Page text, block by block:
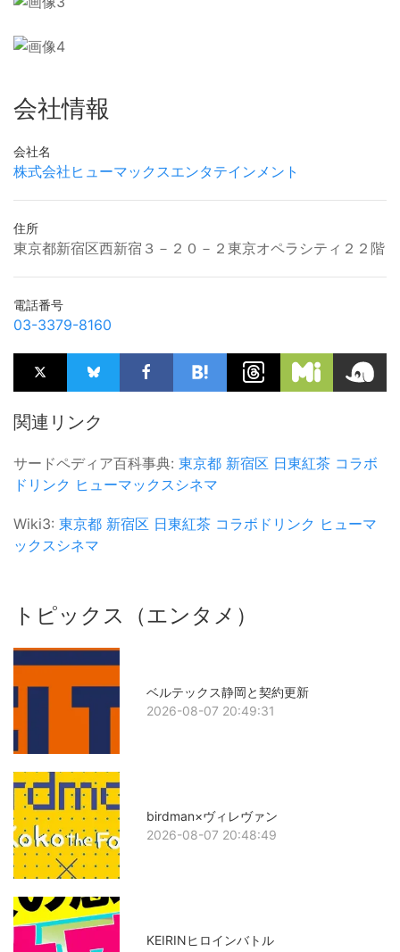
会社情報
会社名
株式会社ヒューマックスエンタテインメント
住所
東京都新宿区西新宿３－２０－２東京オペラシティ２２階
電話番号
03-3379-8160
関連リンク
サードペディア百科事典: 東京都 新宿区 日東紅茶 コラボ
ドリンク ヒューマックスシネマ
Wiki3: 東京都 新宿区 日東紅茶 コラボドリンク ヒューマ
ックスシネマ
トピックス（エンタメ）
ベルテックス静岡と契約更新
2026-08-07 20:49:31
birdman×ヴィレヴァン
2026-08-07 20:48:49
KEIRINヒロインバトル